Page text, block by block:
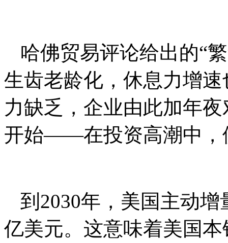
哈佛贸易评论给出的“
生齿老龄化，休息力增
力缺乏，企业由此加年
开始——在投资高潮中，
到2030年，美国主动
亿美元。这意味着美国